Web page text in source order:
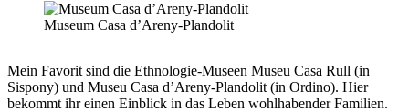
Museum Casa d’Areny-Plandolit
Mein Favorit sind die Ethnologie-Museen Museu Casa Rull (in
Sispony) und Museu Casa d’Areny-Plandolit (in Ordino). Hier
bekommt ihr einen Einblick in das Leben wohlhabender Familien.